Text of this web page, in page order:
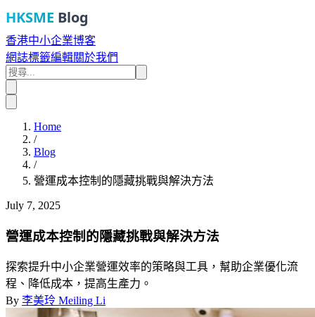
HKSME Blog
香港中小企業博客
網誌標籤編輯關於我們
Home
/
Blog
/
營運成本控制的隱藏挑戰與解決方法
July 7, 2025
營運成本控制的隱藏挑戰與解決方法
探索提升中小企業營運效率的策略與工具，幫助企業優化流
程、降低成本，提高生產力。
By 李美玲 Meiling Li